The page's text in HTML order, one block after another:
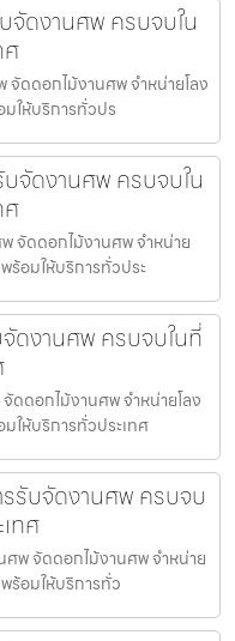
จัดงานศพ ครบจบใน
ศ
จัดดอกไม้งานศพ จำหน่ายโลง
ให้บริการทั่วปร
จัดงานศพ ครบจบใน
ศ
จัดดอกไม้งานศพ จำหน่าย
ร้อมให้บริการทั่วประ
ดงานศพ ครบจบในที่
ดดอกไม้งานศพ จำหน่ายโลง
ให้บริการทั่วประเทศ
รับจัดงานศพ ครบจบ
ทศ
พ จัดดอกไม้งานศพ จำหน่าย
ร้อมให้บริการทั่ว